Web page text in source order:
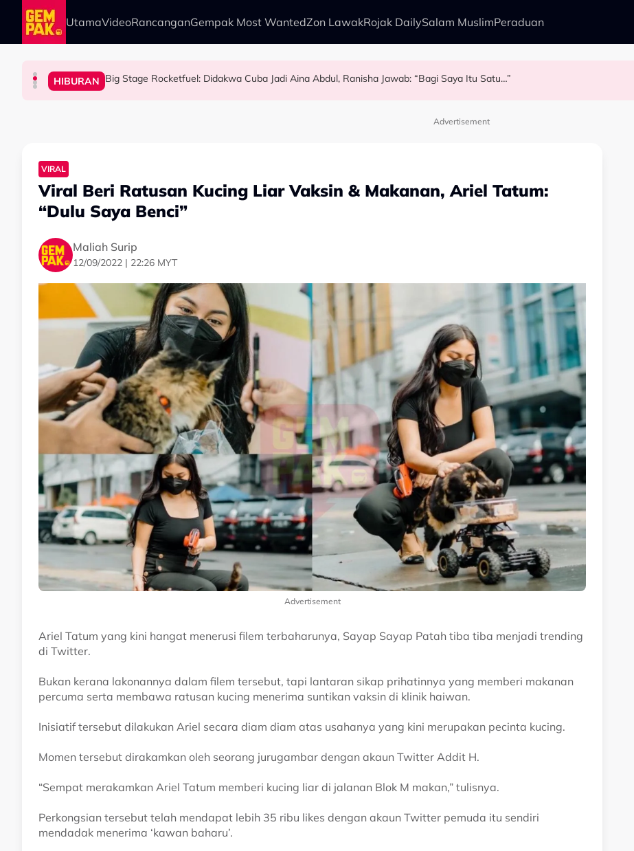
Skip to main content
UtamaVideoRancanganGempak Most WantedZon LawakRojak DailySalam MuslimPeraduan
HIBURAN TERBANG Bawa Legasi Rali Negara Ke Art Of Speed 2026
HIBURAN Big Stage Rocketfuel: Didakwa Cuba Jadi Aina Abdul, Ranisha Jawab: “Bagi Saya Itu Satu…”
HIBURAN Netizen Restu! Semua Tak Sabar Nak Saksikan Kudrat 1968
HIBURAN Tak Guna ‘Stuntman’, Shukri Yahaya Cedera Jayakan Babak ‘Single Take’ CHELOT - “Badan Koyak, Balut Terus Sambung”
Advertisement
VIRAL
Viral Beri Ratusan Kucing Liar Vaksin & Makanan, Ariel Tatum:
“Dulu Saya Benci”
Maliah Surip
12/09/2022 | 22:26 MYT
Advertisement
Ariel Tatum yang kini hangat menerusi filem terbaharunya, Sayap Sayap Patah tiba tiba menjadi trending
di Twitter.
Bukan kerana lakonannya dalam filem tersebut, tapi lantaran sikap prihatinnya yang memberi makanan
percuma serta membawa ratusan kucing menerima suntikan vaksin di klinik haiwan.
Inisiatif tersebut dilakukan Ariel secara diam diam atas usahanya yang kini merupakan pecinta kucing.
Momen tersebut dirakamkan oleh seorang jurugambar dengan akaun Twitter Addit H.
“Sempat merakamkan Ariel Tatum memberi kucing liar di jalanan Blok M makan,” tulisnya.
Perkongsian tersebut telah mendapat lebih 35 ribu likes dengan akaun Twitter pemuda itu sendiri
mendadak menerima ‘kawan baharu’.